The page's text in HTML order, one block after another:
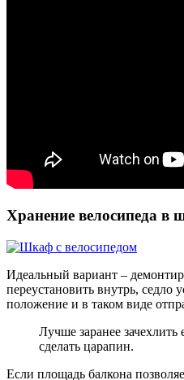
Хранение велосипеда в
Идеальный вариант –
переустановить внутрь, седло
положение и в таком виде
Лучше заранее
сделать царапин.
Если площадь балкона